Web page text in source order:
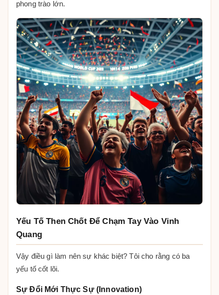
phong trào lớn.
Yếu Tố Then Chốt Để Chạm Tay Vào Vinh
Quang
Vậy điều gì làm nên sự khác biệt? Tôi cho rằng có ba
yếu tố cốt lõi.
Sự Đổi Mới Thực Sự (Innovation)